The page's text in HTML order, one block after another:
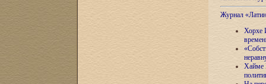
Журнал
Хорхе
Хайме